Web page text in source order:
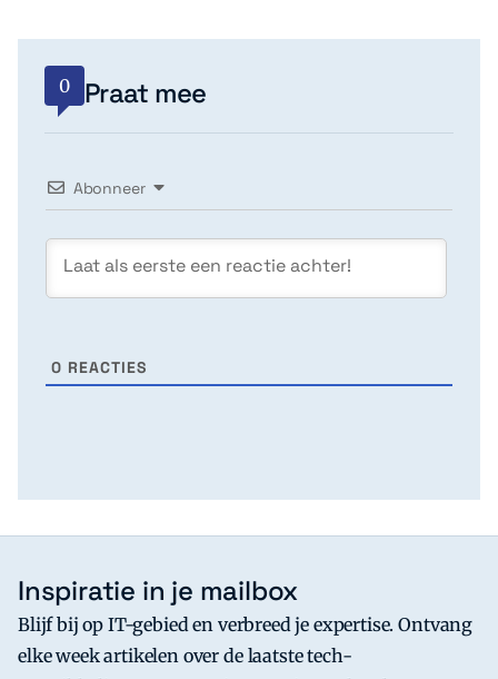
0 Praat mee
Abonneer
0 REACTIES
Inspiratie in je mailbox
Blijf bij op IT-gebied en verbreed je expertise. Ontvang
elke week artikelen over de laatste tech-